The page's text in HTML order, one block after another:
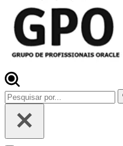
Pesquisar
por...